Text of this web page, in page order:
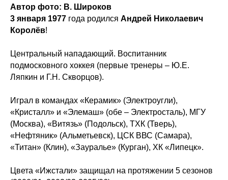
Автор фото: В. Широков
3 января 1977 года родился Андрей Николаевич
Королёв!
Центральный нападающий. Воспитанник
подмосковного хоккея (первые тренеры – Ю.Е.
Ляпкин и Г.Н. Скворцов).
Играл в командах «Керамик» (Электроугли),
«Кристалл» и «Элемаш» (обе – Электросталь), МГУ
(Москва), «Витязь» (Подольск), ТХК (Тверь),
«Нефтяник» (Альметьевск), ЦСК ВВС (Самара),
«Титан» (Клин), «Зауралье» (Курган), ХК «Липецк».
Цвета «Ижстали» защищал на протяжении 5 сезонов